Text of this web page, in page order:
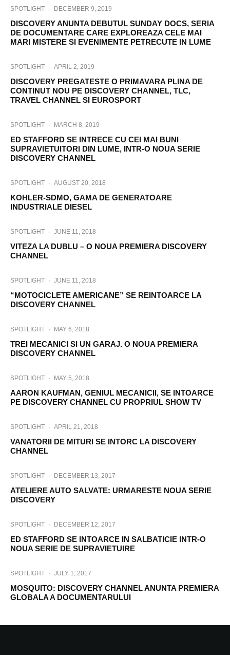
SPOTLIGHT · DECEMBER 9, 2019
DISCOVERY ANUNTA DEBUTUL SUNDAY DOCS, SERIA
DE DOCUMENTARE CARE EXPLOREAZA CELE MAI
MARI MISTERE SI EVENIMENTE PETRECUTE IN LUME
SPOTLIGHT · APRIL 2, 2019
DISCOVERY PREGATESTE O PRIMAVARA PLINA DE
CONTINUT NOU PE DISCOVERY CHANNEL, TLC,
TRAVEL CHANNEL SI EUROSPORT
SPOTLIGHT · MARCH 8, 2019
ED STAFFORD SE INTRECE CU CEI MAI BUNI
SUPRAVIETUITORI DIN LUME, INTR-O NOUA SERIE
DISCOVERY CHANNEL
SPOTLIGHT · AUGUST 20, 2018
KOHLER-SDMO, GAMA DE GENERATOARE
INDUSTRIALE DIESEL
SPOTLIGHT · JUNE 11, 2018
VITEZA LA DUBLU – O NOUA PREMIERA DISCOVERY
CHANNEL
SPOTLIGHT · JUNE 11, 2018
“MOTOCICLETE AMERICANE” SE REINTOARCE LA
DISCOVERY CHANNEL
SPOTLIGHT · MAY 6, 2018
TREI MECANICI SI UN GARAJ. O NOUA PREMIERA
DISCOVERY CHANNEL
SPOTLIGHT · MAY 5, 2018
AARON KAUFMAN, GENIUL MECANICII, SE INTOARCE
PE DISCOVERY CHANNEL CU PROPRIUL SHOW TV
SPOTLIGHT · APRIL 21, 2018
VANATORII DE MITURI SE INTORC LA DISCOVERY
CHANNEL
SPOTLIGHT · DECEMBER 13, 2017
ATELIERE AUTO SALVATE: URMARESTE NOUA SERIE
DISCOVERY
SPOTLIGHT · DECEMBER 12, 2017
ED STAFFORD SE INTOARCE IN SALBATICIE INTR-O
NOUA SERIE DE SUPRAVIETUIRE
SPOTLIGHT · JULY 1, 2017
MOSQUITO: DISCOVERY CHANNEL ANUNTA PREMIERA
GLOBALA A DOCUMENTARULUI